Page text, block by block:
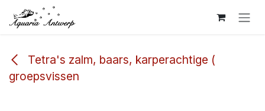
Overslaan naar inhoud
Tetra's zalm, baars, karperachtige (
groepsvissen